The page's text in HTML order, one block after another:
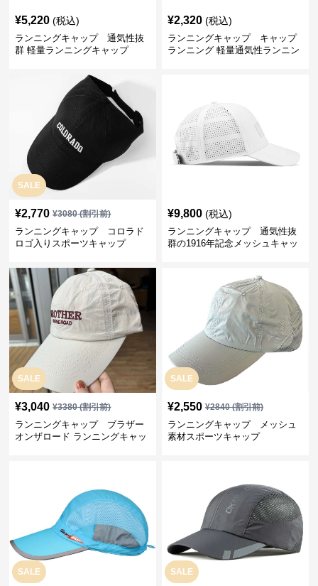
¥5,220 (税込)
ランニングキャップ 通気性抜
群 軽量ランニングキャップ
¥2,320 (税込)
ランニングキャップ キャップ
ランニング 軽量通気性ランニン
SALE
¥2,770 ¥3080(割引前)
ランニングキャップ コロラド
ロゴ入りスポーツキャップ
¥9,800 (税込)
ランニングキャップ 通気性抜
群の1916年記念メッシュキャッ
SALE
¥3,040 ¥3380(割引前)
ランニングキャップ ブラザー
オンザロード ランニングキャッ
SALE
¥2,550 ¥2840(割引前)
ランニングキャップ メッシュ
素材スポーツキャップ
SALE SALE